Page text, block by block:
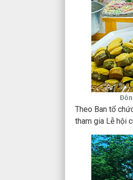
Theo Ban tổ
tham gia Lễ hội